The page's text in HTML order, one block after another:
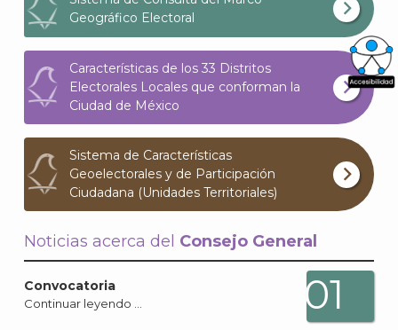
Geográfico Electoral
Características de los 33 Distritos
Electorales Locales que conforman la
Ciudad de México
Sistema de Características
Geoelectorales y de Participación
Ciudadana (Unidades Territoriales)
Noticias acerca del Consejo General
Convocatoria
Continuar leyendo … 01